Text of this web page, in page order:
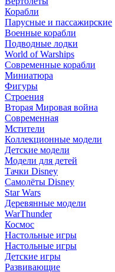
Корабли
Парусные и пассажирские
Военные корабли
Подводные лодки
World of Warships
Современные корабли
Миниатюра
Фигуры
Строения
Вторая Мировая война
Современная
Мстители
Коллекционные модели
Детские модели
Модели для детей
Тачки Disney
Самолёты Disney
Star Wars
Деревянные модели
WarThunder
Космос
Настольные игры
Настольные игры
Детские игры
Развивающие